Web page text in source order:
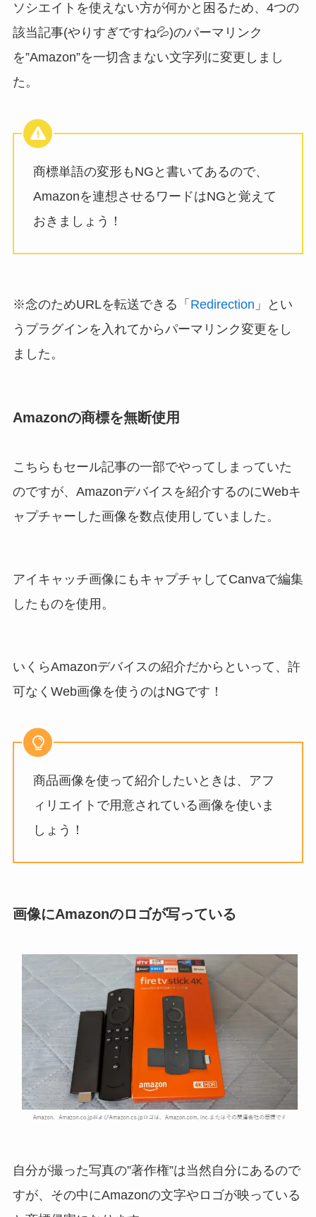
ソシエイトを使えない方が何かと困るため、4つの
該当記事(やりすぎですね💦)のパーマリンク
を”Amazon”を一切含まない文字列に変更しまし
た。
商標単語の変形もNGと書いてあるので、
Amazonを連想させるワードはNGと覚えて
おきましょう！
※念のためURLを転送できる「 Redirection 」とい
うプラグインを入れてからパーマリンク変更をし
ました。
Amazonの商標を無断使用
こちらもセール記事の一部でやってしまっていた
のですが、Amazonデバイスを紹介するのにWebキ
ャプチャーした画像を数点使用していました。
アイキャッチ画像にもキャプチャしてCanvaで編集
したものを使用。
いくらAmazonデバイスの紹介だからといって、許
可なくWeb画像を使うのはNGです！
商品画像を使って紹介したいときは、アフ
ィリエイトで用意されている画像を使いま
しょう！
画像にAmazonのロゴが写っている
自分が撮った写真の”著作権”は当然自分にあるので
すが、その中にAmazonの文字やロゴが映っている